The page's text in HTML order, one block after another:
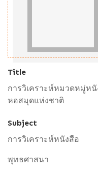
Title
การวิเคราะห์หมวดหมู่ห
หอสมุดแห่งชาติ
Subject
การวิเคราะห์หนังสือ
พุทธศาสนา